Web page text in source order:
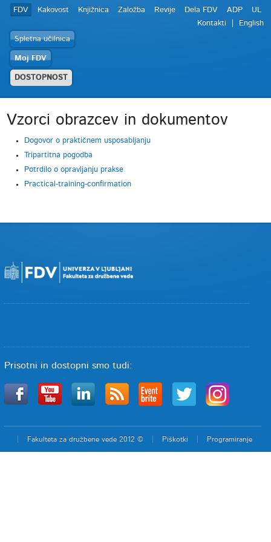
FDV Kakovost Knjižnica Založba Revije Dela FDV ADP
UL
Kontakti
English
Spletna učilnica
Moj FDV
DOSTOPNOST
Vzorci obrazcev in dokumentov
Dogovor o praktičnem usposabljanju
Tripartitna pogodba
Potrdilo o opravljanju prakse
Practical-training-confirmation
Prisotni in dostopni smo tudi:
Fakulteta za družbene vede 2012 © Piškotki Programiranje